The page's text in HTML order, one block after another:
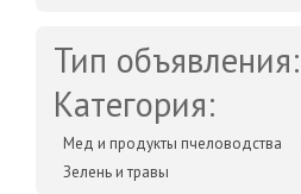
Тип объявления:
Категория:
Мед и продукты пчеловодства
Зелень и травы